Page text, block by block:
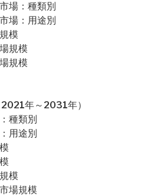
場：種類別
場：用途別
模
規模
規模
年～2031年）
種類別
用途別
模
場規模